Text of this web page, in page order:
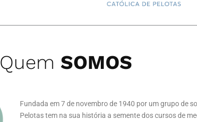
Quem SOMOS
Fundada em 7 de novembro de 1940 por um grupo de
Pelotas tem na sua história a semente dos cursos de